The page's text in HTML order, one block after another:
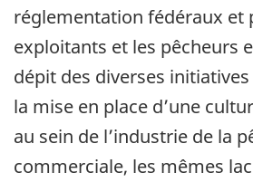
réglementation fédéraux et
exploitants et les pêcheurs
dépit des diverses
la mise en place d’une
au sein de l’industrie de la
commerciale, les mêmes